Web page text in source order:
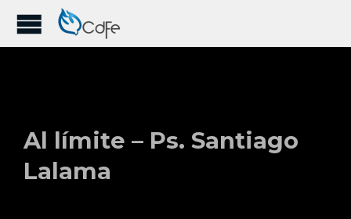
Al límite – Ps. Santiago
Lalama